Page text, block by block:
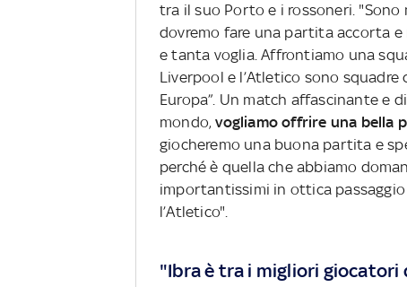
tra il suo Porto e i rossoneri.
dovremo fare una partita accorta
e tanta voglia. Affrontiamo una
Liverpool e l’Atletico sono
Europa”. Un match affascinante e
mondo,vogliamo offrire una bella
giocheremo una buona partita e
perché è quella che abbiamo
importantissimi in ottica
l’Atletico".
"Ibra è tra i migliori giocatori